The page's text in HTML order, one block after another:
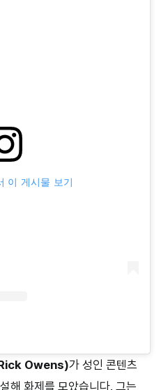
이 게시물 보기
Owens)가 성인 콘텐츠
해 화제를 모았습니다. 그는